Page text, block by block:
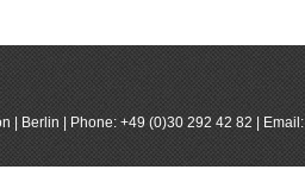
| Berlin | Phone: +49 (0)30 292 42 82 | Email: